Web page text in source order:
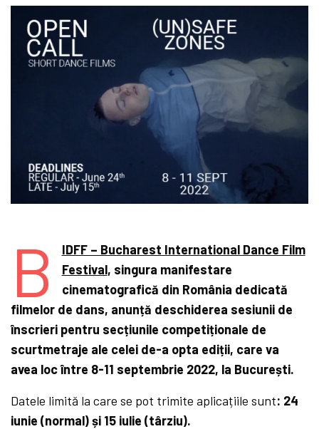
B
IDFF – Bucharest International Dance Film
Festival, singura manifestare
cinematografică din România dedicată
filmelor de dans, anunță deschiderea sesiunii de
înscrieri pentru secțiunile competiționale de
scurtmetraje ale celei de-a opta ediții, care va
avea loc între 8-11 septembrie 2022, la București.
Datele limită la care se pot trimite aplicațiile sunt: 24
iunie (normal) și 15 iulie (târziu).